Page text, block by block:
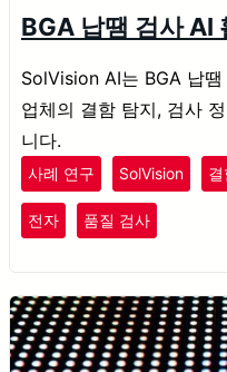
BGA 납땜 검사 AI
SolVision AI는 BGA 납
업체의 결함 탐지, 검사
니다.
사례 연구 SolVision
전자 품질 검사